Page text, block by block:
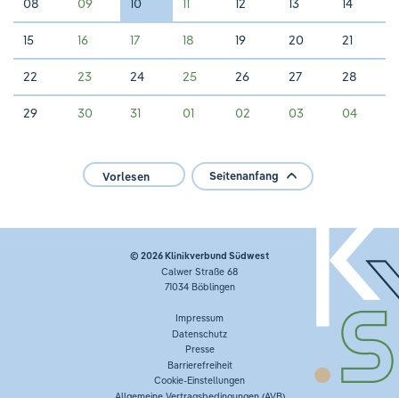
08 09 10 11 12 13 14
15 16 17 18 19 20 21
22 23 24 25 26 27 28
29 30 31 01 02 03 04
Vorlesen Seitenanfang
© 2026Klinikverbund Südwest
Calwer Straße 68
71034 Böblingen
Impressum
Datenschutz
Presse
Barrierefreiheit
Cookie-Einstellungen